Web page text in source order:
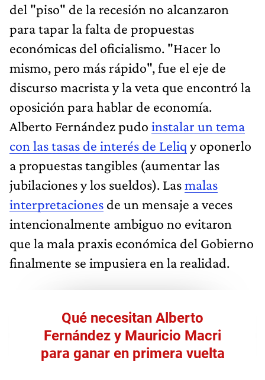
del "piso" de la recesión no alcanzaron
para tapar la falta de propuestas
económicas del oficialismo. "Hacer lo
mismo, pero más rápido", fue el eje de
discurso macrista y la veta que encontró la
oposición para hablar de economía.
Alberto Fernández pudo instalar un tema
con las tasas de interés de Leliq y oponerlo
a propuestas tangibles (aumentar las
jubilaciones y los sueldos). Lasmalas
interpretaciones de un mensaje a veces
intencionalmente ambiguo no evitaron
que la mala praxis económica del Gobierno
finalmente se impusiera en la realidad.
Qué necesitan Alberto
Fernández y Mauricio Macri
para ganar en primera vuelta